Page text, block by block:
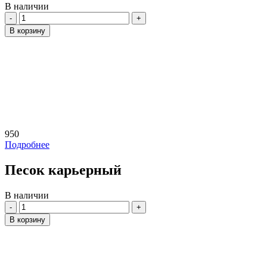
В наличии
Количество
В корзину
950
Подробнее
Песок карьерный
В наличии
Количество
В корзину